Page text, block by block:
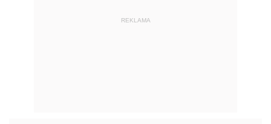
REKLAMA